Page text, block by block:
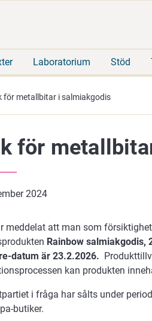
Laboratorium Stöd
för metallbitar i salmiakgodis
för
2024
meddelat att man som
Rainbow salmiakgodis,
datum är 23.2.2026.
kan produkten
i fråga har sålts under
butiker.